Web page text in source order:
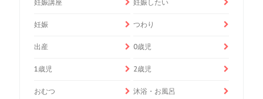
妊娠講座 妊娠したい
妊娠 つわり
出産 0歳児
1歳児 2歳児
おむつ 沐浴・お風呂